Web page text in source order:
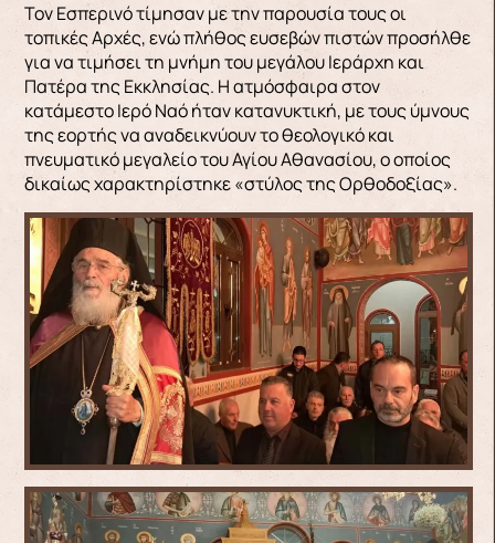
Τον Εσπερινό τίμησαν με την παρουσία τους οι
τοπικές Αρχές, ενώ πλήθος ευσεβών πιστών προσήλθε
για να τιμήσει τη μνήμη του μεγάλου Ιεράρχη και
Πατέρα της Εκκλησίας. Η ατμόσφαιρα στον
κατάμεστο Ιερό Ναό ήταν κατανυκτική, με τους ύμνους
της εορτής να αναδεικνύουν το θεολογικό και
πνευματικό μεγαλείο του Αγίου Αθανασίου, ο οποίος
δικαίως χαρακτηρίστηκε «στύλος της Ορθοδοξίας».